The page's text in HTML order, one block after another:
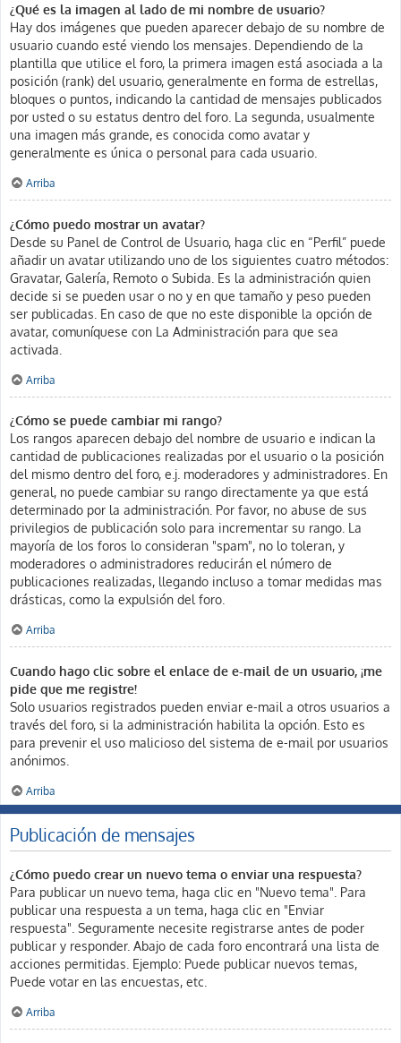
¿Qué es la imagen al lado de mi nombre de usuario?
Hay dos imágenes que pueden aparecer debajo de su nombre de
usuario cuando esté viendo los mensajes. Dependiendo de la
plantilla que utilice el foro, la primera imagen está asociada a la
posición (rank) del usuario, generalmente en forma de estrellas,
bloques o puntos, indicando la cantidad de mensajes publicados
por usted o su estatus dentro del foro. La segunda, usualmente
una imagen más grande, es conocida como avatar y
generalmente es única o personal para cada usuario.
Arriba
¿Cómo puedo mostrar un avatar?
Desde su Panel de Control de Usuario, haga clic en “Perfil” puede
añadir un avatar utilizando uno de los siguientes cuatro métodos:
Gravatar, Galería, Remoto o Subida. Es la administración quien
decide si se pueden usar o no y en que tamaño y peso pueden
ser publicadas. En caso de que no este disponible la opción de
avatar, comuníquese con La Administración para que sea
activada.
Arriba
¿Cómo se puede cambiar mi rango?
Los rangos aparecen debajo del nombre de usuario e indican la
cantidad de publicaciones realizadas por el usuario o la posición
del mismo dentro del foro, e.j. moderadores y administradores. En
general, no puede cambiar su rango directamente ya que está
determinado por la administración. Por favor, no abuse de sus
privilegios de publicación solo para incrementar su rango. La
mayoría de los foros lo consideran "spam", no lo toleran, y
moderadores o administradores reducirán el número de
publicaciones realizadas, llegando incluso a tomar medidas mas
drásticas, como la expulsión del foro.
Arriba
Cuando hago clic sobre el enlace de e-mail de un usuario, ¡me
pide que me registre!
Solo usuarios registrados pueden enviar e-mail a otros usuarios a
través del foro, si la administración habilita la opción. Esto es
para prevenir el uso malicioso del sistema de e-mail por usuarios
anónimos.
Arriba
Publicación de mensajes
¿Cómo puedo crear un nuevo tema o enviar una respuesta?
Para publicar un nuevo tema, haga clic en "Nuevo tema". Para
publicar una respuesta a un tema, haga clic en "Enviar
respuesta". Seguramente necesite registrarse antes de poder
publicar y responder. Abajo de cada foro encontrará una lista de
acciones permitidas. Ejemplo: Puede publicar nuevos temas,
Puede votar en las encuestas, etc.
Arriba